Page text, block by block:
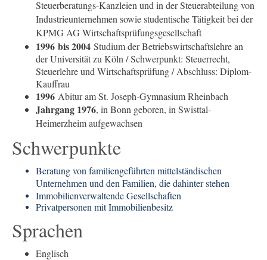
Steuerberatungs-Kanzleien und in der Steuerabteilung von
Industrieunternehmen sowie studentische Tätigkeit bei der
KPMG AG Wirtschaftsprüfungsgesellschaft
1996 bis 2004 Studium der Betriebswirtschaftslehre an
der Universität zu Köln / Schwerpunkt: Steuerrecht,
Steuerlehre und Wirtschaftsprüfung / Abschluss: Diplom-
Kauffrau
1996 Abitur am St. Joseph-Gymnasium Rheinbach
Jahrgang 1976, in Bonn geboren, in Swisttal-
Heimerzheim aufgewachsen
Schwerpunkte
Beratung von familiengeführten mittelständischen
Unternehmen und den Familien, die dahinter stehen
Immobilienverwaltende Gesellschaften
Privatpersonen mit Immobilienbesitz
Sprachen
Englisch